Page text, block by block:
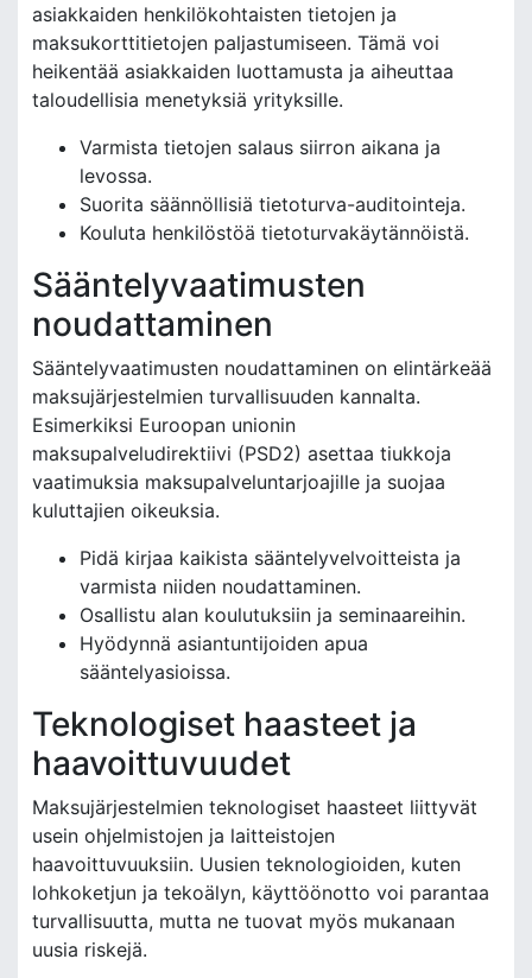
asiakkaiden henkilökohtaisten tietojen ja
maksukorttitietojen paljastumiseen. Tämä voi
heikentää asiakkaiden luottamusta ja aiheuttaa
taloudellisia menetyksiä yrityksille.
Varmista tietojen salaus siirron aikana ja
levossa.
Suorita säännöllisiä tietoturva-auditointeja.
Kouluta henkilöstöä tietoturvakäytännöistä.
Sääntelyvaatimusten
noudattaminen
Sääntelyvaatimusten noudattaminen on elintärkeää
maksujärjestelmien turvallisuuden kannalta.
Esimerkiksi Euroopan unionin
maksupalveludirektiivi (PSD2) asettaa tiukkoja
vaatimuksia maksupalveluntarjoajille ja suojaa
kuluttajien oikeuksia.
Pidä kirjaa kaikista sääntelyvelvoitteista ja
varmista niiden noudattaminen.
Osallistu alan koulutuksiin ja seminaareihin.
Hyödynnä asiantuntijoiden apua
sääntelyasioissa.
Teknologiset haasteet ja
haavoittuvuudet
Maksujärjestelmien teknologiset haasteet liittyvät
usein ohjelmistojen ja laitteistojen
haavoittuvuuksiin. Uusien teknologioiden, kuten
lohkoketjun ja tekoälyn, käyttöönotto voi parantaa
turvallisuutta, mutta ne tuovat myös mukanaan
uusia riskejä.